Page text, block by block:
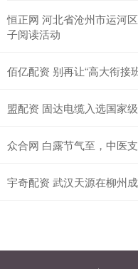
恒正网 河北省沧州市运河
子阅读活动
佰亿配资 别再让“高大衔接
盟配资 固达电缆入选国家
众合网 白露节气至，中医
宇奇配资 武汉天源在柳州